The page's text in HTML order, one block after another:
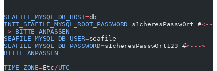
SEAFILE_MYSQL_DB_HOST=db
INIT_SEAFILE_MYSQL_ROOT_PASSWORD=s1cheresPassw0rt #<--
-> BITTE ANPASSEN
SEAFILE_MYSQL_DB_USER=seafile
SEAFILE_MYSQL_DB_PASSWORD=s1cheresPassw0rt123 #<--->
BITTE ANPASSEN
TIME_ZONE=Etc /UTC